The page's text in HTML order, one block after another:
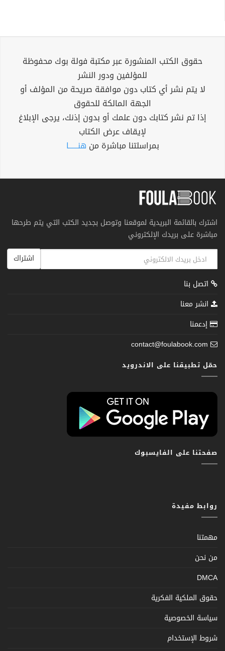
حقوق الكتب المنشورة عبر مكتبة فولة بوك محفوظة
للمؤلفين ودور النشر
لا يتم نشر أي كتاب دون موافقة صريحة من المؤلف أو
الجهة المالكة للحقوق
إذا تم نشر كتابك دون علمك أو بدون إذنك، يرجى الإبلاغ
لإيقاف عرض الكتاب
بمراسلتنا مباشرة من هنــــــا
اشترك بالقائمة البريدية لموقعنا وتوصل بجديد الكتب التي يتم طرحها
مباشرة على بريدك الإلكتروني
اشتراك
اتصل بنا
انشر معنا
إدعمنا
contact@foulabook.com
حمّل تطبيقنا على الاندرويد
صفحتنا على الفايسبوك
روابط مفيدة
مهمتنا
من نحن
DMCA
حقوق الملكية الفكرية
سياسة الخصوصية
شروط الإستخدام